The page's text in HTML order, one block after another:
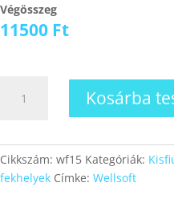
Végösszeg
11500 Ft
fekhely
Kosárba
Cikkszám: wf15 Kategóriák:
fekhelyek Címke: Wellsoft